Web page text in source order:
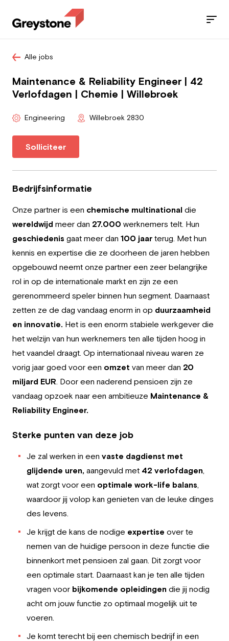
Werknemer
Werkgever
Over ons
Team
NL
Jobs
Diensten
Sectoren
Blog
Alle jobs
Maintenance & Reliability Engineer | 42
Verlofdagen | Chemie | Willebroek
Engineering Willebroek 2830
Solliciteer
Bedrijfsinformatie
Onze partner is een chemische multinational die
wereldwijd meer dan 27.000 werknemers telt. Hun
geschiedenis gaat meer dan 100 jaar terug. Met hun
kennis en expertise die ze doorheen de jaren hebben
opgebouwd neemt onze partner een zeer belangrijke
rol in op de internationale markt en zijn ze een
gerenommeerd speler binnen hun segment. Daarnaast
zetten ze de dag vandaag enorm in op duurzaamheid
en innovatie. Het is een enorm stabiele werkgever die
het welzijn van hun werknemers ten alle tijden hoog in
het vaandel draagt. Op internationaal niveau waren ze
vorig jaar goed voor een omzet van meer dan 20
miljard EUR. Door een naderend pensioen zijn ze
vandaag opzoek naar een ambitieuze Maintenance &
Reliability Engineer.
Sterke punten van deze job
Je zal werken in een vaste dagdienst met
glijdende uren, aangevuld met 42 verlofdagen,
wat zorgt voor een optimale work-life balans,
waardoor jij volop kan genieten van de leuke dinges
des levens.
Je krijgt de kans de nodige expertise over te
nemen van de huidige persoon in deze functie die
binnenkort met pensioen zal gaan. Dit zorgt voor
een optimale start. Daarnaast kan je ten alle tijden
vragen voor bijkomende opleidingen die jij nodig
acht om jouw functie zo optimaal mogelijk uit te
voeren.
Je komt terecht bij een chemisch bedrijf in een